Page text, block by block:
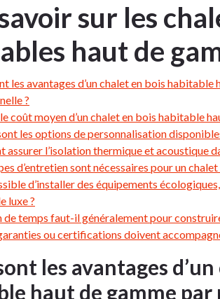
sur les
haut de
les avantages d’un chalet en bois
?
coût moyen d’un chalet en bois habitable
les options de personnalisation
assurer l’isolation thermique et acoustique
d’entretien sont nécessaires pour un
d’installer des équipements
luxe ?
de temps faut-il généralement pour
ou certifications doivent
les avantages
haut de gamme par